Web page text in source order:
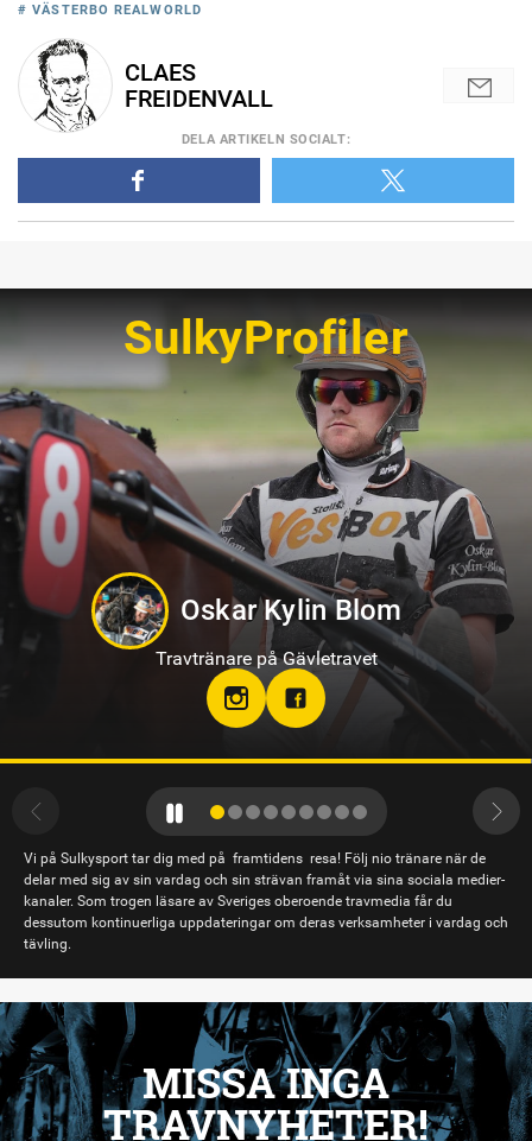
# VÄSTERBO REALWORLD
CLAES
FREIDENVALL
DELA ARTIKELN SOCIALT:
SulkyProfiler
Sandra Eriksson
Travtränare på Bodentravet
stallsandraeriksson
Vi på Sulkysport tar dig med på framtidens resa! Följ nio tränare när de
delar med sig av sin vardag och sin strävan framåt via sina sociala medier-
kanaler. Som trogen läsare av Sveriges oberoende travmedia får du
dessutom kontinuerliga uppdateringar om deras verksamheter i vardag och
tävling.
MISSA INGA
TRAVNYHETER!